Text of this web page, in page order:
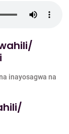
inayosagwa na